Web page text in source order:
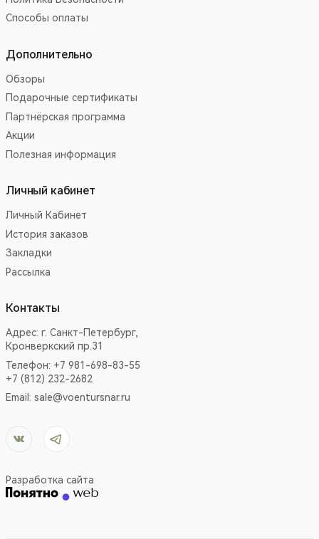
Способы оплаты
Дополнительно
Обзоры
Подарочные сертификаты
Партнёрская программа
Акции
Полезная информация
Личный кабинет
Личный Кабинет
История заказов
Закладки
Рассылка
Контакты
Адрес: г. Санкт-Петербург,
Кронверкский пр.31
Телефон: +7 981-698-83-55
+7 (812) 232-2682
Email: sale@voentursnar.ru
Разработка сайта